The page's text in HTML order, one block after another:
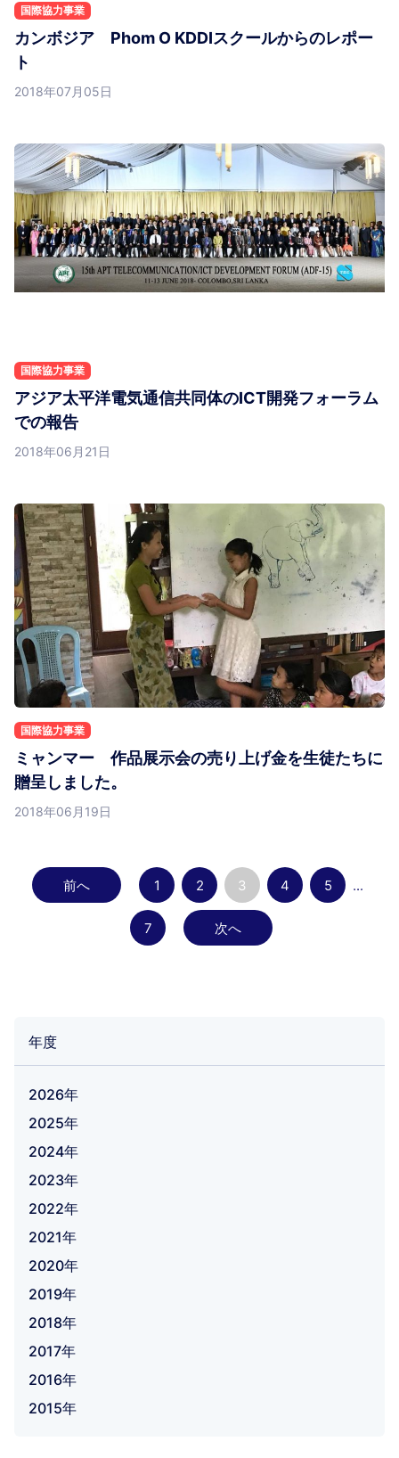
国際協力事業
カンボジア Phom O KDDIスクールからのレポー
ト
2018年07月05日
国際協力事業
アジア太平洋電気通信共同体のICT開発フォーラム
での報告
2018年06月21日
国際協力事業
ミャンマー 作品展示会の売り上げ金を生徒たちに
贈呈しました。
2018年06月19日
前へ 1 2 3 4 5 ...
7 次へ
年度
2026年
2025年
2024年
2023年
2022年
2021年
2020年
2019年
2018年
2017年
2016年
2015年